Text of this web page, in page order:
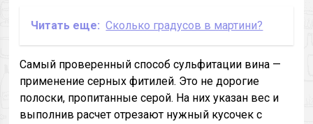
Читать еще: Сколько градусов в мартини?
Самый проверенный способ сульфитации вина —
применение серных фитилей. Это не дорогие
полоски, пропитанные серой. На них указан вес и
выполнив расчет отрезают нужный кусочек с